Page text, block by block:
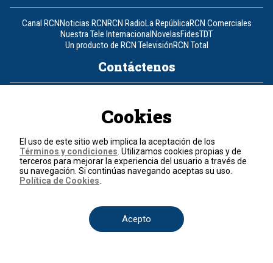
Canal RCNNoticias RCNRCN RadioLa RepúblicaRCN Comerciales
Nuestra Tele InternacionalNovelasFidesTDT
Un producto de RCN TelevisiónRCN Total
Contáctenos
Política de cookies
Términos y condiciones
© 2026, RCN Medios.
Todos los derechos reservados.
Cookies
El uso de este sitio web implica la aceptación de los
Términos y condiciones . Utilizamos cookies propias y de
terceros para mejorar la experiencia del usuario a través de
su navegación. Si continúas navegando aceptas su uso.
Política de Cookies
Acepto